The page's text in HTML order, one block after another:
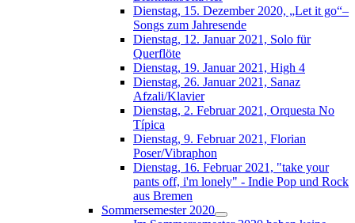
Dienstag, 15. Dezember 2020, „Let it go“–
Songs zum Jahresende
Dienstag, 12. Januar 2021, Solo für
Querflöte
Dienstag, 19. Januar 2021, High 4
Dienstag, 26. Januar 2021, Sanaz
Afzali/Klavier
Dienstag, 2. Februar 2021, Orquesta No
Típica
Dienstag, 9. Februar 2021, Florian
Poser/Vibraphon
Dienstag, 16. Februar 2021, "take your
pants off, i'm lonely" - Indie Pop und Rock
aus Bremen
Sommersemester 2020